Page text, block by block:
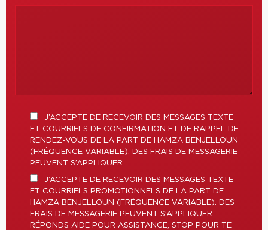
J’ACCEPTE DE RECEVOIR DES MESSAGES TEXTE
ET COURRIELS DE CONFIRMATION ET DE RAPPEL DE
RENDEZ-VOUS DE LA PART DE HAMZA BENJELLOUN
(FRÉQUENCE VARIABLE). DES FRAIS DE MESSAGERIE
PEUVENT S’APPLIQUER.
J’ACCEPTE DE RECEVOIR DES MESSAGES TEXTE
ET COURRIELS PROMOTIONNELS DE LA PART DE
HAMZA BENJELLOUN (FRÉQUENCE VARIABLE). DES
FRAIS DE MESSAGERIE PEUVENT S’APPLIQUER.
RÉPONDS AIDE POUR ASSISTANCE, STOP POUR TE